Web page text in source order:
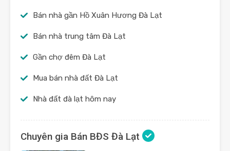
Bán nhà gần Hồ Xuân Hương Đà Lạt
Bán nhà trung tâm Đà Lạt
Gần chợ đêm Đà Lạt
Mua bán nhà đất Đà Lạt
Nhà đất đà lạt hôm nay
Chuyên gia Bán BĐS Đà Lạt